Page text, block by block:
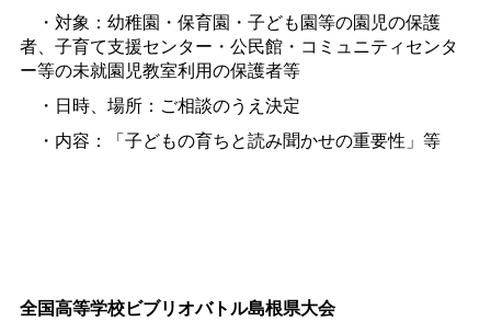
・対象：幼稚園・保育園・子ども園等の園児の保護
者、子育て支援センター・公民館・コミュニティセンタ
ー等の未就園児教室利用の保護者等
・日時、場所：ご相談のうえ決定
・内容：「子どもの育ちと読み聞かせの重要性」等
全国高等学校ビブリオバトル島根県大会